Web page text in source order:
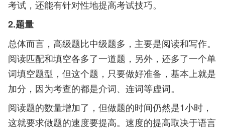
考试，还能有针对性地提高考试技巧。
2.题量
总体而言，高级题比中级题多，主要是阅读和写作。
阅读匹配和填空各多了一道题，另外，还多了一个单
词填空题型，但这个题，只要做好准备，基本上就是
加分，因为考查的都是介词、连词等虚词。
阅读题的数量增加了，但做题的时间仍然是1小时，
这就要求做题的速度要提高。速度的提高取决于语言